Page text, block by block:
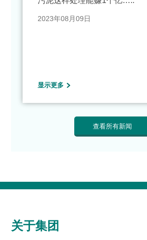
2023年08月09日
显示更多
查看所有新闻
关于集团